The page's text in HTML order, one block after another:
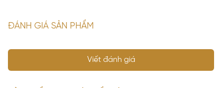
ĐÁNH GIÁ SẢN PHẨM
Viết đánh giá